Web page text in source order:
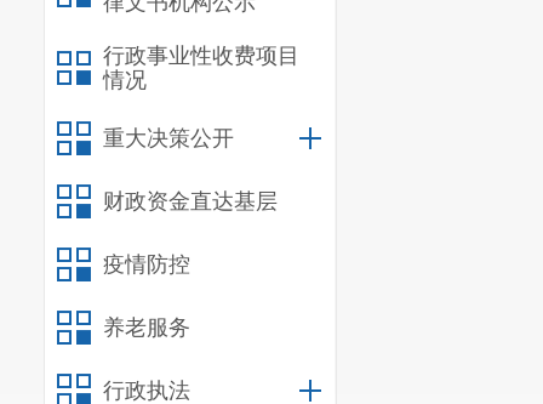
行政事业性收费项目
情况
重大决策公开
财政资金直达基层
疫情防控
养老服务
行政执法